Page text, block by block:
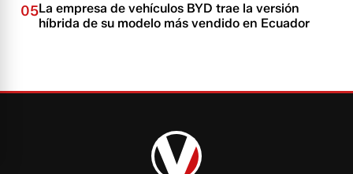
05La empresa de vehículos BYD trae la versión
híbrida de su modelo más vendido en Ecuador